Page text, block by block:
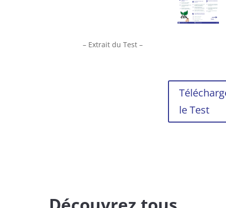
– Extrait du Test –
le Test